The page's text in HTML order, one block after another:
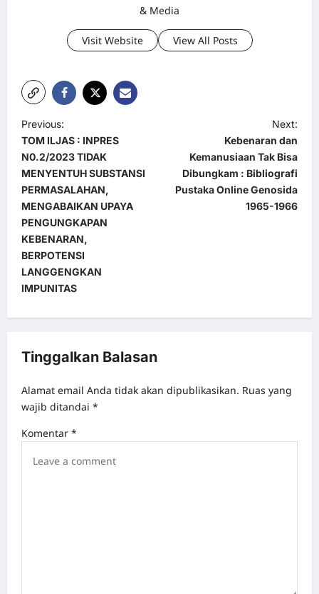
& Media
Visit Website View All Posts
P
o
s
t
n
a
v
i
t
o
n
Previous:
TOM ILJAS : INPRES
N0.2/2023 TIDAK
MENYENTUH SUBSTANSI
PERMASALAHAN,
MENGABAIKAN UPAYA
PENGUNGKAPAN
KEBENARAN,
BERPOTENSI
LANGGENGKAN
IMPUNITAS
Next:
Kebenaran dan
Kemanusiaan Tak Bisa
Dibungkam : Bibliografi
Pustaka Online Genosida
1965-1966
Tinggalkan Balasan
Alamat email Anda tidak akan dipublikasikan. Ruas yang
wajib ditandai *
Komentar *